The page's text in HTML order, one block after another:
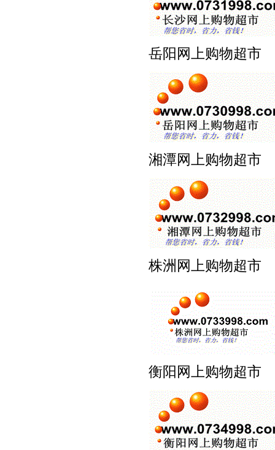
岳阳网上购物超市
湘潭网上购物超市
株洲网上购物超市
衡阳网上购物超市